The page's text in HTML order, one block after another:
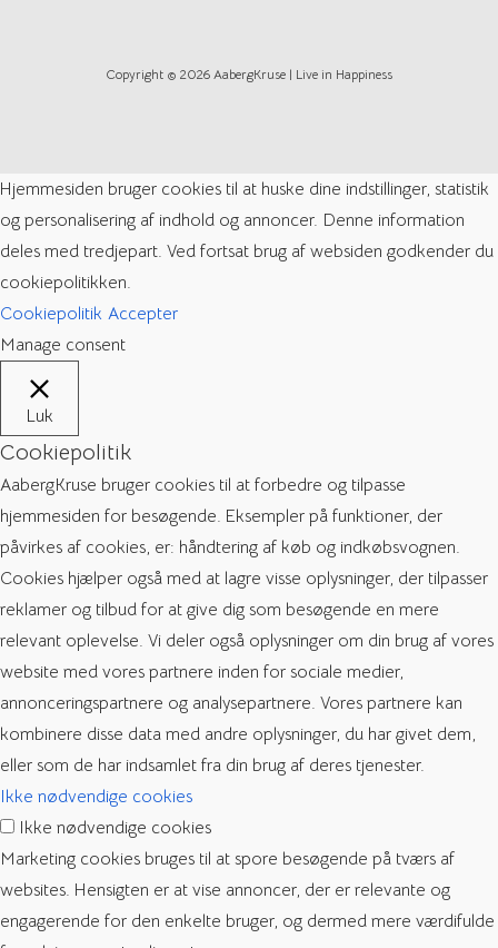
Copyright © 2026 AabergKruse | Live in Happiness
Hjemmesiden bruger cookies til at huske dine indstillinger, statistik
og personalisering af indhold og annoncer. Denne information
deles med tredjepart. Ved fortsat brug af websiden godkender du
cookiepolitikken.
Cookiepolitik Accepter
Manage consent
Luk
Cookiepolitik
AabergKruse bruger cookies til at forbedre og tilpasse
hjemmesiden for besøgende. Eksempler på funktioner, der
påvirkes af cookies, er: håndtering af køb og indkøbsvognen.
Cookies hjælper også med at lagre visse oplysninger, der tilpasser
reklamer og tilbud for at give dig som besøgende en mere
relevant oplevelse. Vi deler også oplysninger om din brug af vores
website med vores partnere inden for sociale medier,
annonceringspartnere og analysepartnere. Vores partnere kan
kombinere disse data med andre oplysninger, du har givet dem,
eller som de har indsamlet fra din brug af deres tjenester.
Ikke nødvendige cookies
Ikke nødvendige cookies
Marketing cookies bruges til at spore besøgende på tværs af
websites. Hensigten er at vise annoncer, der er relevante og
engagerende for den enkelte bruger, og dermed mere værdifulde